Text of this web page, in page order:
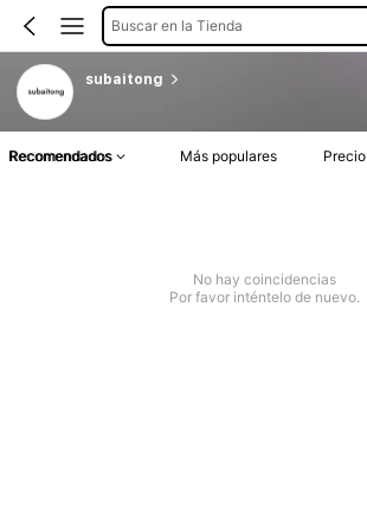
Buscar en la Tienda
subaitong
Recomendados Más populares Precio
No hay coincidencias
Por favor inténtelo de nuevo.